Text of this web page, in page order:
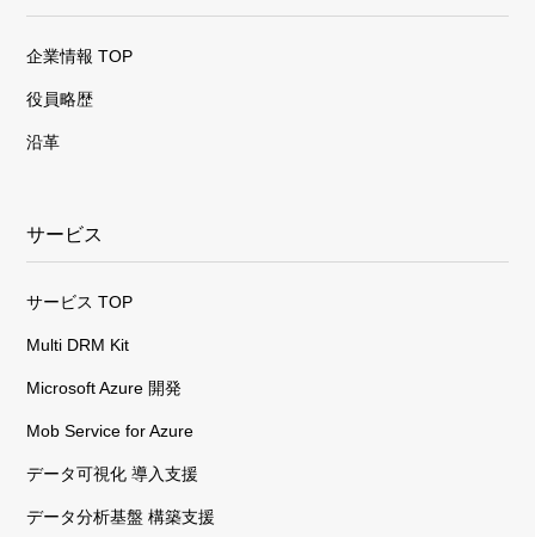
企業情報 TOP
役員略歴
沿革
サービス
サービス TOP
Multi DRM Kit
Microsoft Azure 開発
Mob Service for Azure
データ可視化 導入支援
データ分析基盤 構築支援